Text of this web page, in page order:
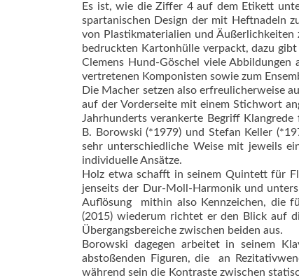
Es ist, wie die Ziffer 4 auf dem Etikett
spartanischen Design der mit Heftnadeln
von Plastikmaterialien und
bedruckten Kartonhülle verpackt, dazu
Clemens Hund-Göschel viele
vertretenen Komponisten sowie zum
Die Macher setzen also erfreulicherweise
auf der Vorderseite mit einem Stichwort
Jahrhunderts verankerte Begriff
B. Borowski (*1979) und Stefan Keller
sehr unterschiedliche Weise mit jeweils
individuelle Ansätze.
Holz etwa schafft in seinem Quintett für
jenseits der Dur-Moll-Harmonik und
Auflösung  mithin also Kennzeichen, die
(2015) wiederum richtet er den Blick auf
Übergangsbereiche zwischen beiden aus.
Borowski dagegen arbeitet in seinem
abstoßenden Figuren, die  an
während sein die Kontraste zwischen